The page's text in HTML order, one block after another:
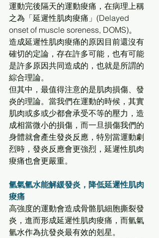
運動完後隔天的運動痠痛，在病理上稱
之為「延遲性肌肉痠痛」(Delayed
onset of muscle soreness, DOMS)。
造成延遲性肌肉痠痛的原因目前還沒有
確切的定論，存在許多可能，也有可能
是許多原因共同造成的，也就是所謂的
綜合理論。
但其中，最值得注意的是肌肉損傷、發
炎的理論。當我們在運動的時候，其實
肌肉或多或少都會承受不等的壓力，造
成相當微小的損傷，而一旦損傷我們的
身體就會產生發炎反應，特別當運動劇
烈時，發炎反應會更強烈，延遲性肌肉
痠痛也會更嚴重。
氫氣氫水能解緩發炎，降低延遲性肌肉
痠痛
高強度的運動會造成骨骼肌細胞撕裂發
炎，進而形成延遲性肌肉痠痛，而氫氣
氫水作為抗發炎最有效的剋星。